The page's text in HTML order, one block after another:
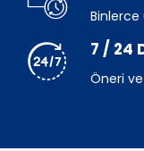
7 / 24
Öneri